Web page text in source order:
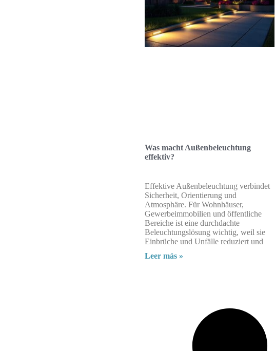
Was macht Außenbeleuchtung
effektiv?
Effektive Außenbeleuchtung verbindet
Sicherheit, Orientierung und
Atmosphäre. Für Wohnhäuser,
Gewerbeimmobilien und öffentliche
Bereiche ist eine durchdachte
Beleuchtungslösung wichtig, weil sie
Einbrüche und Unfälle reduziert und
Leer más »